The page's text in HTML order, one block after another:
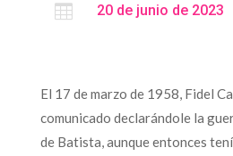
 20 de junio de 2023
El 17 de marzo de 1958, Fidel
comunicado declarándole la
de Batista, aunque entonces